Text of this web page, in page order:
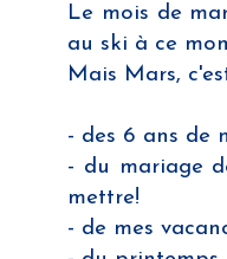
Le mois de
au ski à ce
Mais Mars,
- des 6 ans de
- du mariage
mettre!
- de mes